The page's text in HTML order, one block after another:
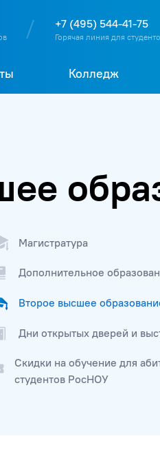
О
+7 (495) 544-41-75
Горячая линия для
Колледж
Магистратура
Дополнительное
Второе высшее
Дни открытых дверей и
Скидки на обучение для
студентов РосНОУ